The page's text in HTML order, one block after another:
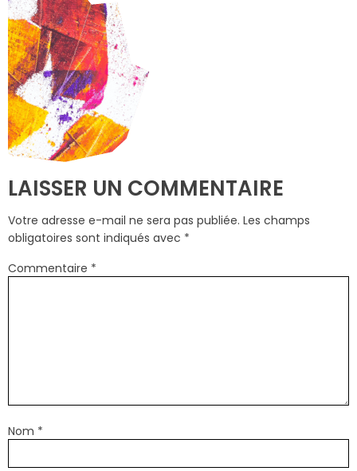
LAISSER UN COMMENTAIRE
Votre adresse e-mail ne sera pas publiée. Les champs
obligatoires sont indiqués avec *
Commentaire *
Nom *